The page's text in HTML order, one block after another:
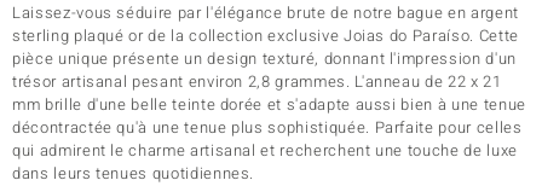
Laissez-vous séduire par l'élégance brute de notre bague en argent
sterling plaqué or de la collection exclusive Joias do Paraíso. Cette
pièce unique présente un design texturé, donnant l'impression d'un
trésor artisanal pesant environ 2,8 grammes. L'anneau de 22 x 21
mm brille d'une belle teinte dorée et s'adapte aussi bien à une tenue
décontractée qu'à une tenue plus sophistiquée. Parfaite pour celles
qui admirent le charme artisanal et recherchent une touche de luxe
dans leurs tenues quotidiennes.